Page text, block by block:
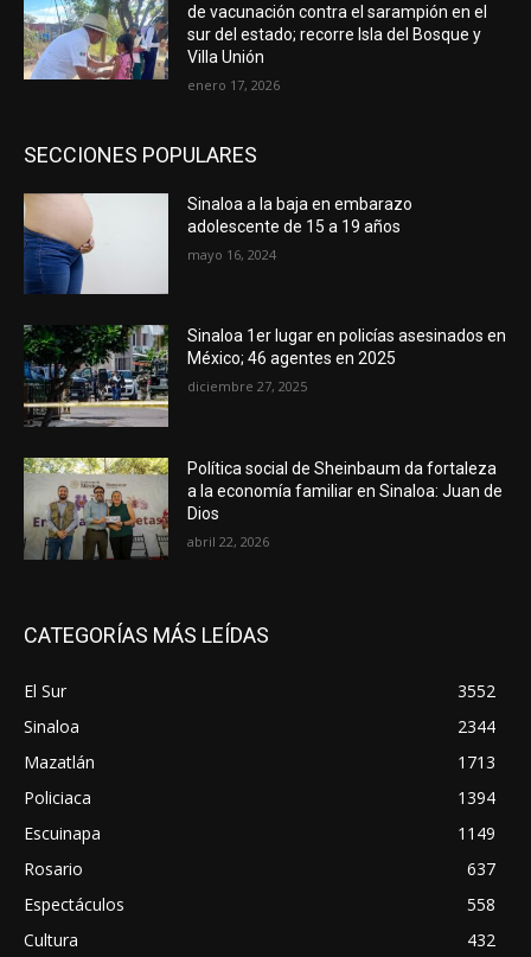
de vacunación contra el sarampión en el
sur del estado; recorre Isla del Bosque y
Villa Unión
enero 17, 2026
SECCIONES POPULARES
Sinaloa a la baja en embarazo
adolescente de 15 a 19 años
mayo 16, 2024
Sinaloa 1er lugar en policías asesinados en
México; 46 agentes en 2025
diciembre 27, 2025
Política social de Sheinbaum da fortaleza
a la economía familiar en Sinaloa: Juan de
Dios
abril 22, 2026
CATEGORÍAS MÁS LEÍDAS
El Sur
3552
Sinaloa
2344
Mazatlán
1713
Policiaca
1394
Escuinapa
1149
Rosario
637
Espectáculos
558
Cultura
432